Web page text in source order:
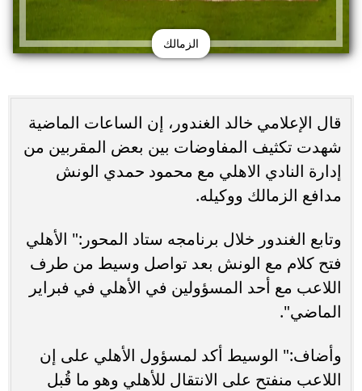
الزمالك
قال الإعلامي خالد الغندور، إن الساعات الماضية
شهدت تكثيف المفاوضات بين بعض المقربين من
إدارة النادي الاهلي مع محمود حمدي الونش
مدافع الزمالك ووكيله.
وتابع الغندور خلال برنامجه ستاد المحور:" الأهلي
فتح كلام مع الونش بعد تواصل وسيط من طرف
اللاعب مع أحد المسؤولين في الأهلي في فبراير
الماضي".
وأضاف:" الوسيط أكد لمسؤول الأهلي على إن
اللاعب منفتح على الانتقال للأهلي وهو ما قُبل